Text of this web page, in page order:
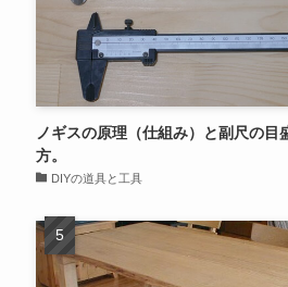
ノギスの原理（仕組み）と副尺の目
方。
DIYの道具と工具